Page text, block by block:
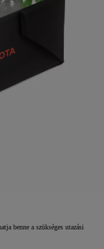
benne a szükséges utazási